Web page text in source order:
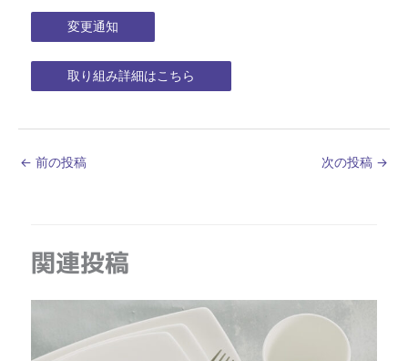
変更通知
取り組み詳細はこちら
← 前の投稿 次の投稿 →
関連投稿